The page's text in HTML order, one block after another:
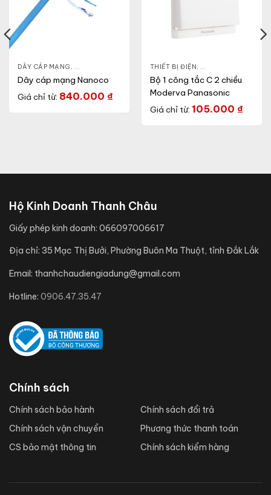
DÂY CÁP MẠNG , THIẾT BỊ ĐIỆN
Dây cáp mạng Nanoco
Giá chỉ từ: 840.000 ₫
THIẾT BỊ ĐIỆN , CÔNG TẮC Ổ CẮM
Bộ 1 công tắc C 2 chiều
Moderva Panasonic
Giá chỉ từ: 105.000 ₫
BỊ ĐIỆN
Hộ Kinh Doanh Thanh Châu
Giấy phép kinh doanh: 066097006617
Địa chỉ: 35 Mạc Thị Bưởi, Phường Buôn Ma Thuột, tỉnh Đắk Lắk
Email: thanhchaudiengiadung@gmail.com
Hotline: 0906.47.35.47
Chính sách
Chính sách bảo hành
Chính sách vận chuyển
CS bảo mật thông tin
Chính sách đổi trả
Phương thức thanh toán
Chính sách kiểm hàng